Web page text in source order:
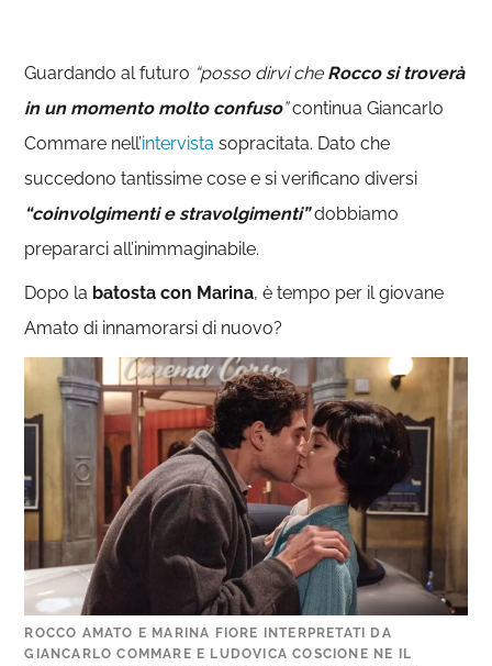
Guardando al futuro “posso dirvi che Rocco si troverà
in un momento molto confuso”continua Giancarlo
Commare nell’intervista sopracitata. Dato che
succedono tantissime cose e si verificano diversi
“coinvolgimenti e stravolgimenti”dobbiamo
prepararci all’inimmaginabile.
Dopo la batosta con Marina, è tempo per il giovane
Amato di innamorarsi di nuovo?
ROCCO AMATO E MARINA FIORE INTERPRETATI DA
GIANCARLO COMMARE E LUDOVICA COSCIONE NE IL